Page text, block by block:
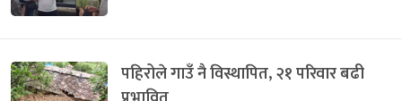
पहिरोले गाउँ नै विस्थापित, २१ परिवार बढी